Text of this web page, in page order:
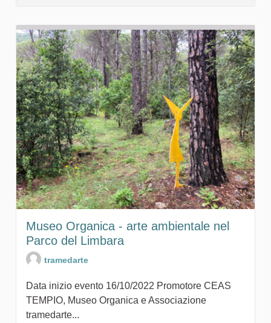
Museo Organica - arte ambientale nel
Parco del Limbara
tramedarte
Data inizio evento 16/10/2022 Promotore CEAS
TEMPIO, Museo Organica e Associazione
tramedarte...